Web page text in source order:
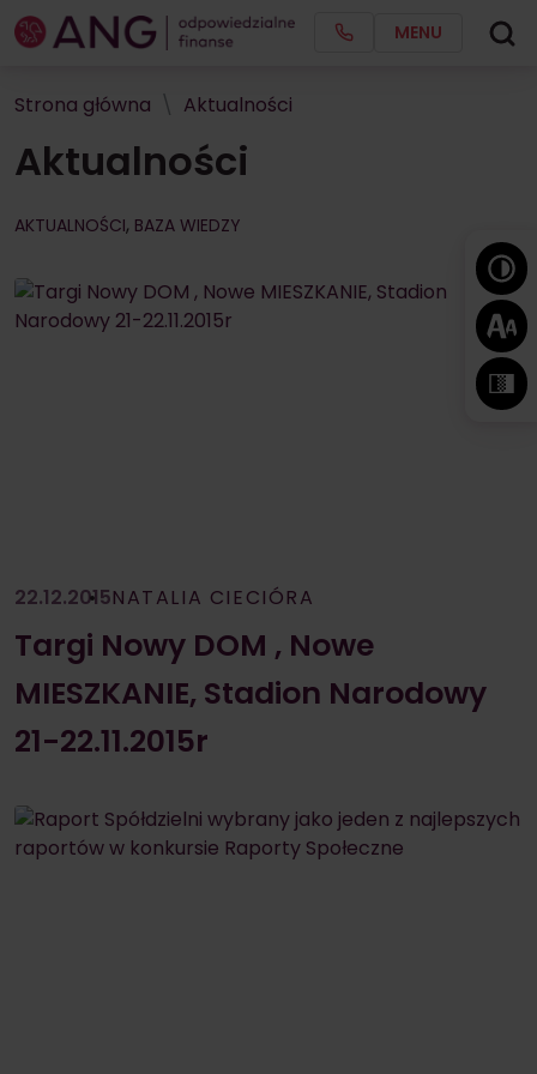
MENU
Strona główna Aktualności
Aktualności
AKTUALNOŚCI, BAZA WIEDZY
22.12.2015NATALIA CIECIÓRA
Targi Nowy DOM , Nowe
MIESZKANIE, Stadion Narodowy
21-22.11.2015r